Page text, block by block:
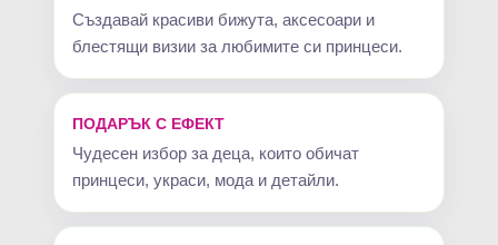
Създавай красиви бижута, аксесоари и
блестящи визии за любимите си принцеси.
ПОДАРЪК С ЕФЕКТ
Чудесен избор за деца, които обичат
принцеси, украси, мода и детайли.